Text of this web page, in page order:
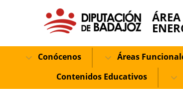
Conócenos Áreas
Contenidos Educativos